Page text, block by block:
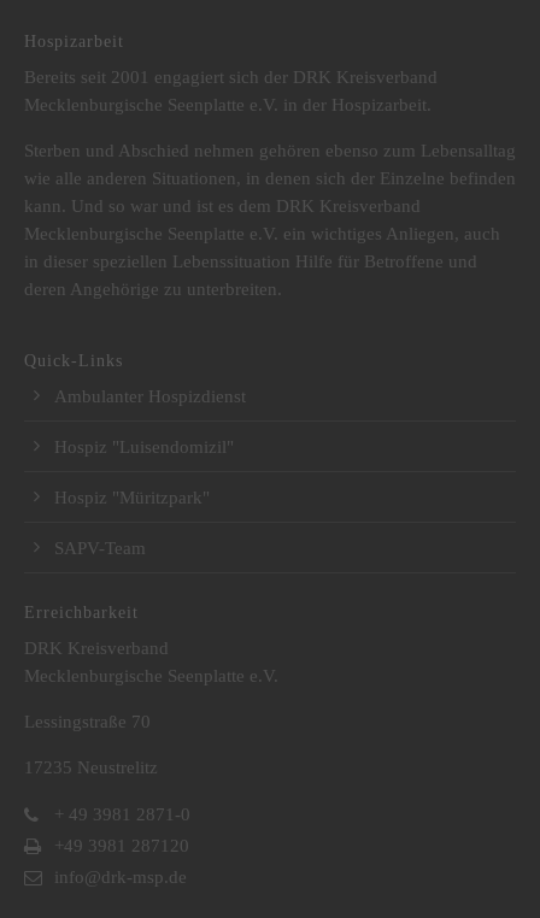
Hospizarbeit
Bereits seit 2001 engagiert sich der DRK Kreisverband
Mecklenburgische Seenplatte e.V. in der Hospizarbeit.
Sterben und Abschied nehmen gehören ebenso zum Lebensalltag
wie alle anderen Situationen, in denen sich der Einzelne befinden
kann. Und so war und ist es dem DRK Kreisverband
Mecklenburgische Seenplatte e.V. ein wichtiges Anliegen, auch
in dieser speziellen Lebenssituation Hilfe für Betroffene und
deren Angehörige zu unterbreiten.
Quick-Links
Ambulanter Hospizdienst
Hospiz "Luisendomizil"
Hospiz "Müritzpark"
SAPV-Team
Erreichbarkeit
DRK Kreisverband
Mecklenburgische Seenplatte e.V.
Lessingstraße 70
17235 Neustrelitz
+ 49 3981 2871-0
+49 3981 287120
info@drk-msp.de